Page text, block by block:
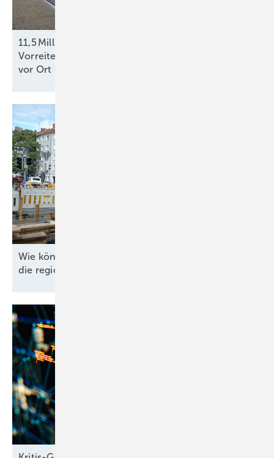
11,5 Millionen Euro für die Klimazukunft: Vier
Vorreiterkommunen zeigen, wie die Energiewende
vor Ort gelingt
Wie können Energieversorger 535 Milliarden Euro
die regionale Energiewende